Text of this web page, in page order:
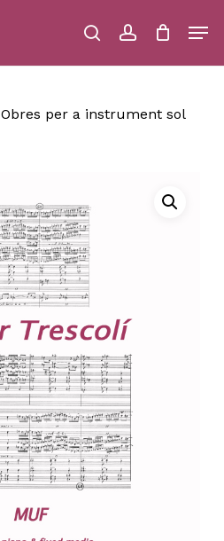
searchaccount
Close
Obres per a instrument sol
Menu